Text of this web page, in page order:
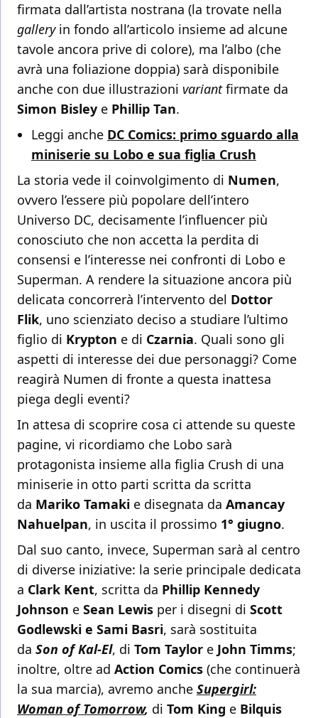
firmata dall’artista nostrana (la trovate nella
gallery in fondo all’articolo insieme ad alcune
tavole ancora prive di colore), ma l’albo (che
avrà una foliazione doppia) sarà disponibile
anche con due illustrazioni variantfirmate da
Simon Bisley e Phillip Tan.
Leggi anche DC Comics: primo sguardo alla
miniserie su Lobo e sua figlia Crush
La storia vede il coinvolgimento di Numen,
ovvero l’essere più popolare dell’intero
Universo DC, decisamente l’influencer più
conosciuto che non accetta la perdita di
consensi e l’interesse nei confronti di Lobo e
Superman. A rendere la situazione ancora più
delicata concorrerà l’intervento del Dottor
Flik, uno scienziato deciso a studiare l’ultimo
figlio di Krypton e di Czarnia. Quali sono gli
aspetti di interesse dei due personaggi? Come
reagirà Numen di fronte a questa inattesa
piega degli eventi?
In attesa di scoprire cosa ci attende su queste
pagine, vi ricordiamo che Lobo sarà
protagonista insieme alla figlia Crush di una
miniserie in otto parti scritta da scritta
da Mariko Tamaki e disegnata da Amancay
Nahuelpan, in uscita il prossimo 1° giugno.
Dal suo canto, invece, Superman sarà al centro
di diverse iniziative: la serie principale dedicata
a Clark Kent, scritta da Phillip Kennedy
Johnson e Sean Lewis per i disegni di Scott
Godlewski e Sami Basri, sarà sostituita
da Son of Kal-El, di Tom Taylor e John Timms;
inoltre, oltre ad Action Comics (che continuerà
la sua marcia), avremo anche Supergirl:
Woman of Tomorrow, di Tom King e Bilquis